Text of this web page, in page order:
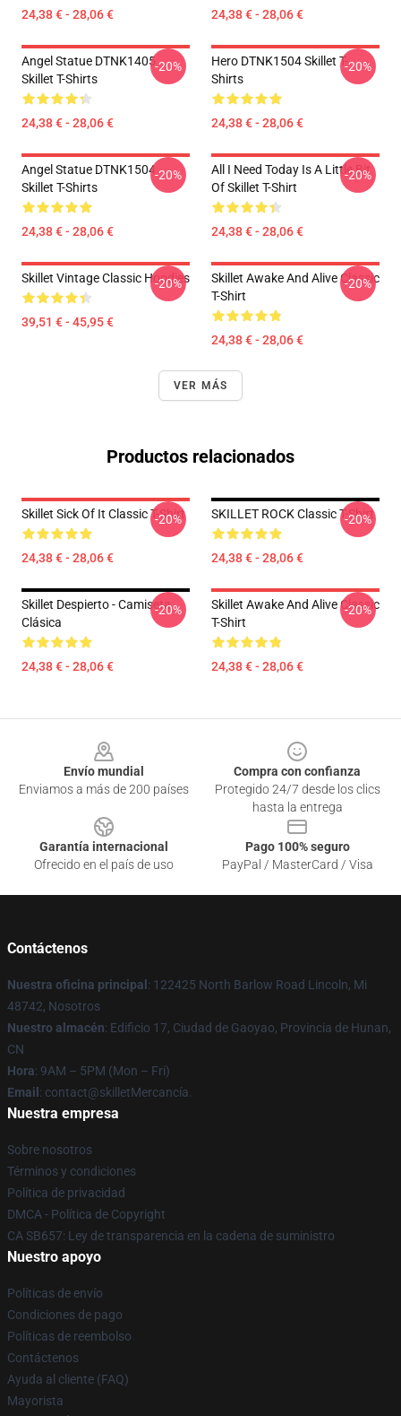
24,38 € - 28,06 € 24,38 € - 28,06 €
Angel Statue DTNK1405
Skillet T-Shirts
24,38 € - 28,06 €
-20%
Hero DTNK1504 Skillet T-
Shirts
24,38 € - 28,06 €
-20%
Angel Statue DTNK1504
Skillet T-Shirts
24,38 € - 28,06 €
-20%
All I Need Today Is A Little Bit
Of Skillet T-Shirt
24,38 € - 28,06 €
-20%
Skillet Vintage Classic Hoodies
39,51 € - 45,95 €
-20%
Skillet Awake And Alive Classic
T-Shirt
24,38 € - 28,06 €
-20%
VER MÁS
Productos relacionados
Skillet Sick Of It Classic T-Shirt
24,38 € - 28,06 €
-20% SKILLET ROCK Classic T-Shirt
24,38 € - 28,06 €
-20%
Skillet Despierto - Camiseta
Clásica
24,38 € - 28,06 €
-20%
Skillet Awake And Alive Classic
T-Shirt
24,38 € - 28,06 €
-20%
Envío mundial
Enviamos a más de 200 países
Compra con confianza
Protegido 24/7 desde los clics
hasta la entrega
Garantía internacional
Ofrecido en el país de uso
Pago 100% seguro
PayPal / MasterCard / Visa
Contáctenos
Nuestra oficina principal : 122425 North Barlow Road Lincoln, Mi
48742, Nosotros
Nuestro almacén: Edificio 17, Ciudad de Gaoyao, Provincia de Hunan,
CN
Hora: 9AM – 5PM (Mon – Fri)
Email : contact@skilletMercancía.
Nuestra empresa
Sobre nosotros
Términos y condiciones
Política de privacidad
DMCA - Política de Copyright
CA SB657: Ley de transparencia en la cadena de suministro
Nuestro apoyo
Políticas de envío
Condiciones de pago
Políticas de reembolso
Contáctenos
Ayuda al cliente (FAQ)
Mayorista